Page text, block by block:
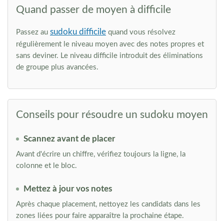
Quand passer de moyen à difficile
Passez au sudoku difficile quand vous résolvez
régulièrement le niveau moyen avec des notes propres et
sans deviner. Le niveau difficile introduit des éliminations
de groupe plus avancées.
Conseils pour résoudre un sudoku moyen
Scannez avant de placer
Avant d'écrire un chiffre, vérifiez toujours la ligne, la
colonne et le bloc.
Mettez à jour vos notes
Après chaque placement, nettoyez les candidats dans les
zones liées pour faire apparaître la prochaine étape.